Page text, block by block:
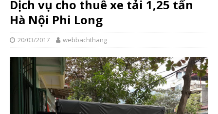
Dịch vụ cho thuê xe tải 1,25 tấn
Hà Nội Phi Long
20/03/2017 webbachthang